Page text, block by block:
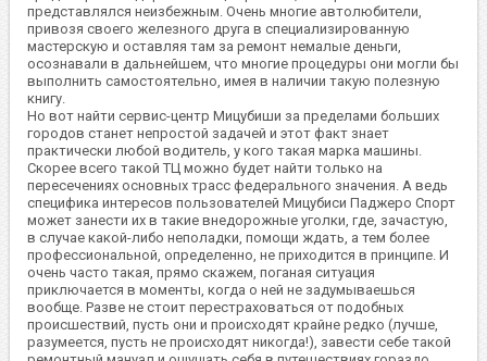
представлялся неизбежным. Очень многие автолюбители,
привозя своего железного друга в специализированную
мастерскую и оставляя там за ремонт немалые деньги,
осознавали в дальнейшем, что многие процедуры они могли бы
выполнить самостоятельно, имея в наличии такую полезную
книгу.
Но вот найти сервис-центр Мицубиши за пределами больших
городов станет непростой задачей и этот факт знает
практически любой водитель, у кого такая марка машины.
Скорее всего такой ТЦ можно будет найти только на
пересечениях основных трасс федерального значения. А ведь
специфика интересов пользователей Мицубиси Паджеро Спорт
может занести их в такие внедорожные уголки, где, зачастую,
в случае какой-либо неполадки, помощи ждать, а тем более
профессиональной, определенно, не приходится в принципе. И
очень часто такая, прямо скажем, поганая ситуация
приключается в моменты, когда о ней не задумываешься
вообще. Разве не стоит перестраховаться от подобных
происшествий, пусть они и происходят крайне редко (лучше,
разумеется, пусть не происходят никогда!), завести себе такой